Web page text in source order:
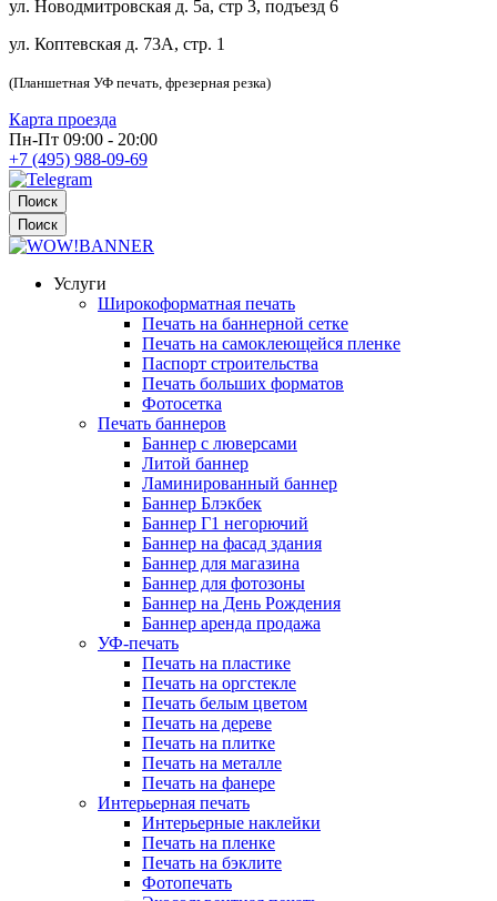
ул. Новодмитровская д. 5а, стр 3, подъезд 6
ул. Коптевская д. 73А, стр. 1
(Планшетная УФ печать, фрезерная резка)
Карта проезда
Пн-Пт 09:00 - 20:00
+7 (495) 988-09-69
Поиск
Поиск
Услуги
Широкоформатная печать
Печать на баннерной сетке
Печать на самоклеющейся пленке
Паспорт строительства
Печать больших форматов
Фотосетка
Печать баннеров
Баннер с люверсами
Литой баннер
Ламинированный баннер
Баннер Блэкбек
Баннер Г1 негорючий
Баннер на фасад здания
Баннер для магазина
Баннер для фотозоны
Баннер на День Рождения
Баннер аренда продажа
УФ-печать
Печать на пластике
Печать на оргстекле
Печать белым цветом
Печать на дереве
Печать на плитке
Печать на металле
Печать на фанере
Интерьерная печать
Интерьерные наклейки
Печать на пленке
Печать на бэклите
Фотопечать